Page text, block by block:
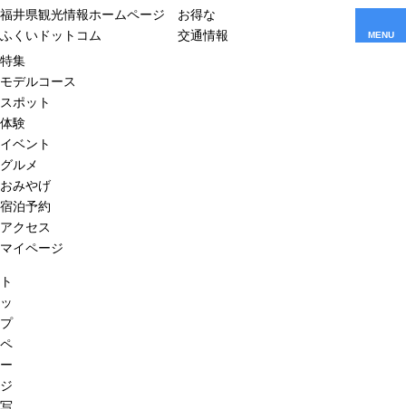
福井県観光情報ホームページ
ふくいドットコム
お得な
交通情報
MENU
特集
モデルコース
スポット
体験
イベント
グルメ
おみやげ
宿泊予約
アクセス
マイページ
ト
ッ
プ
ペ
ー
ジ